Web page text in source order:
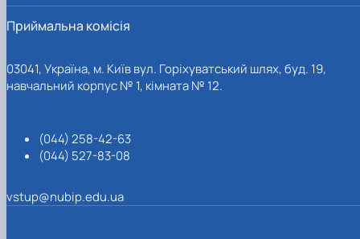
Приймальна комісія
03041, Україна, м. Київ вул. Горіхуватський шлях, буд. 19,
навчальний корпус № 1, кімната № 12.
(044) 258-42-63
(044) 527-83-08
vstup@nubip.edu.ua